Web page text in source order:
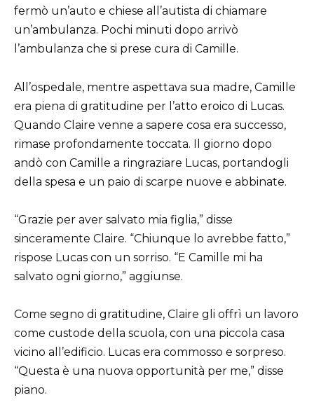
fermò un’auto e chiese all’autista di chiamare
un’ambulanza. Pochi minuti dopo arrivò
l’ambulanza che si prese cura di Camille.
All’ospedale, mentre aspettava sua madre, Camille
era piena di gratitudine per l’atto eroico di Lucas.
Quando Claire venne a sapere cosa era successo,
rimase profondamente toccata. Il giorno dopo
andò con Camille a ringraziare Lucas, portandogli
della spesa e un paio di scarpe nuove e abbinate.
“Grazie per aver salvato mia figlia,” disse
sinceramente Claire. “Chiunque lo avrebbe fatto,”
rispose Lucas con un sorriso. “E Camille mi ha
salvato ogni giorno,” aggiunse.
Come segno di gratitudine, Claire gli offrì un lavoro
come custode della scuola, con una piccola casa
vicino all’edificio. Lucas era commosso e sorpreso.
“Questa è una nuova opportunità per me,” disse
piano.